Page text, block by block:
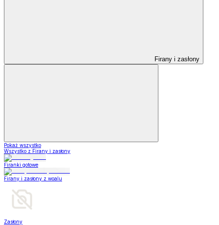
Firany i zasłony
Pokaż wszystko
Wszystko z Firany i zasłony
Firanki gotowe
Firany i zasłony z woalu
Zasłony